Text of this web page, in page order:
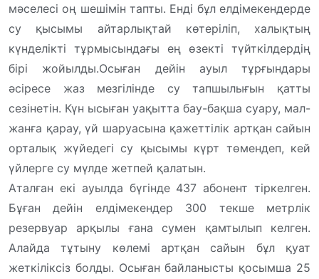
мәселесі оң шешімін тапты. Енді бұл елдімекендерде
су қысымы айтарлықтай көтеріліп, халықтың
күнделікті тұрмысындағы ең өзекті түйткілдердің
бірі жойылды.Осыған дейін ауыл тұрғындары
әсіресе жаз мезгілінде су тапшылығын қатты
сезінетін. Күн ысыған уақытта бау-бақша суару, мал-
жанға қарау, үй шаруасына қажеттілік артқан сайын
орталық жүйедегі су қысымы күрт төмендеп, кей
үйлерге су мүлде жетпей қалатын.
Аталған екі ауылда бүгінде 437 абонент тіркелген.
Бұған дейін елдімекендер 300 текше метрлік
резервуар арқылы ғана сумен қамтылып келген.
Алайда тұтыну көлемі артқан сайын бұл қуат
жеткіліксіз болды. Осыған байланысты қосымша 25